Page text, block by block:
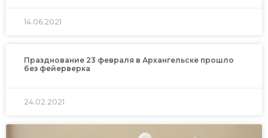
14.06.2021
Празднование 23 февраля в Архангельске прошло
без фейерверка
24.02.2021